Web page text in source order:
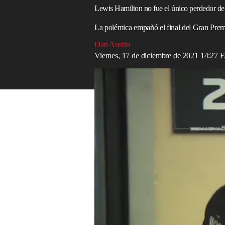
Lewis Hamilton no fue el único perdedor
La polémica empañó el final del Gran
Dan Austin
Viernes, 17 de diciembre de 2021 14:27
Lewis Hamilton felicita a Max
Millones de personas en todo el mundo
en los 71 años
sensacional en la que dos asombrosos
Para una gran parte de ese público,
menos una de las primeras, cautivados
Max
Sus amigos con más experiencia les
personalidad entre ambos
para tratar de entender cómo se decide
neumáticos utilizados en la Q2.
esperando para descubrir qué piloto se